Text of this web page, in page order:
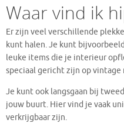
Waar vind ik
Er zijn veel verschillende
kunt halen. Je kunt
leuke items die je interieur
speciaal gericht zijn op vintage
Je kunt ook langsgaan bij
jouw buurt. Hier vind je vaak
verkrijgbaar zijn.